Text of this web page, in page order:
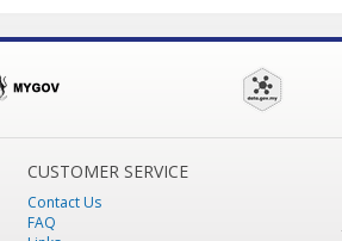
CUSTOMER SERVICE
Contact Us
FAQ